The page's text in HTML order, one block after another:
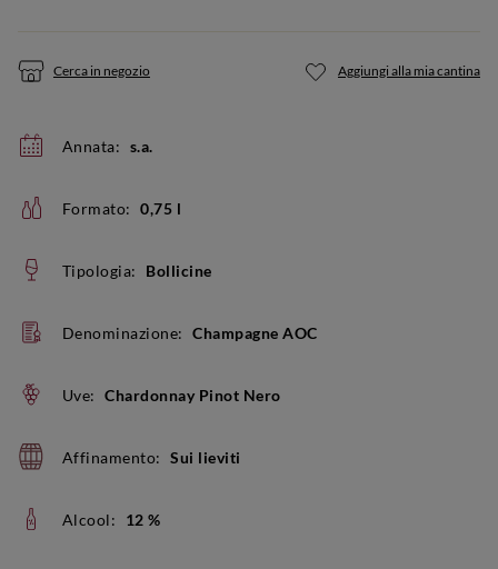
Cerca in negozio Aggiungi alla mia cantina
Annata: s.a.
Formato: 0,75 l
Tipologia: Bollicine
Denominazione: Champagne AOC
Uve: Chardonnay Pinot Nero
Affinamento: Sui lieviti
Alcool: 12 %